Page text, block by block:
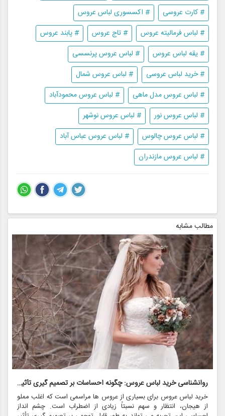
# کارت عروسی
# اکسسوری لباس عروس
# لباس فرمالیته عروس
# تاج عروس
# پابند عروس
# یقه لباس عروس
# لباس عروس پرنسسی
# خرید لباس عروسی
# لباس عروس شمال
# لباس عروس مدل ماهی
# لباس عروس محمودآباد
# لباس عروس نور
# لباس عروس نوشهر
# لباس عروس چالوس
# لباس عروس عباس آباد
# لباس عروس مازندران
مطالب مشابه
روانشناسی خرید لباس عروس: چگونه احساسات بر تصمیم گیری تأثیر می گذارد
خرید لباس عروس برای بسیاری از عروس ها مراسمی است که اغلب مملو
از هیجان، انتظار و سهم نسبتاً زیادی از اضطراب است. چشم انداز